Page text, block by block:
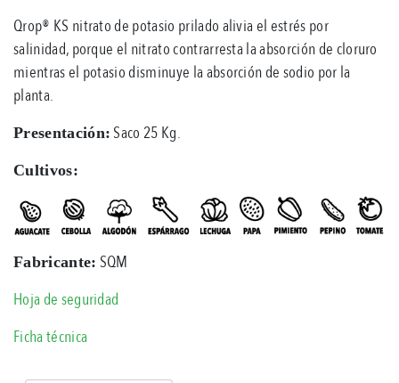
Qrop® KS nitrato de potasio prilado alivia el estrés por
salinidad, porque el nitrato contrarresta la absorción de cloruro
mientras el potasio disminuye la absorción de sodio por la
planta.
Presentación: Saco 25 Kg.
Cultivos:
Fabricante: SQM
Hoja de seguridad
Ficha técnica